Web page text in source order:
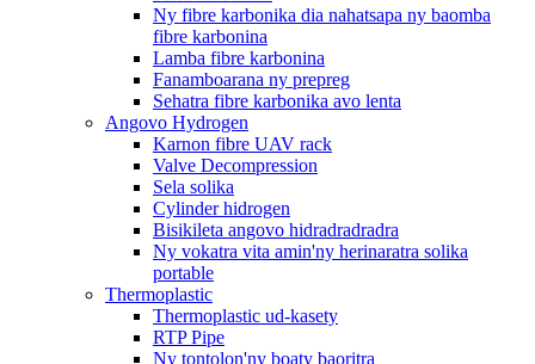
Ny fibre karbonika dia nahatsapa ny baomba
fibre karbonina
Lamba fibre karbonina
Fanamboarana ny prepreg
Sehatra fibre karbonika avo lenta
Angovo Hydrogen
Karnon fibre UAV rack
Valve Decompression
Sela solika
Cylinder hidrogen
Bisikileta angovo hidradradradra
Ny vokatra vita amin'ny herinaratra solika
portable
Thermoplastic
Thermoplastic ud-kasety
RTP Pipe
Ny tontolon'ny boaty baoritra